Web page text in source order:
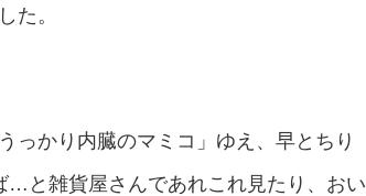
た。
っかり内臓のマミコ」ゆえ、早とちり
…と雑貨屋さんであれこれ見たり、おい